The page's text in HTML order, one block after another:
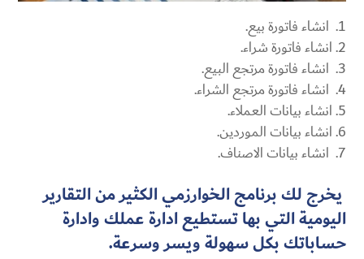
انشاء فاتورة بيع.
انشاء فاتورة شراء.
انشاء فاتورة مرتجع البيع.
انشاء فاتورة مرتجع الشراء.
انشاء بيانات العملاء.
انشاء بيانات الموردين.
انشاء بيانات الاصناف.
يخرج لك برنامج الخوارزمي الكثير من التقارير
اليومية التي بها تستطيع ادارة عملك وادارة
حساباتك بكل سهولة ويسر وسرعة.